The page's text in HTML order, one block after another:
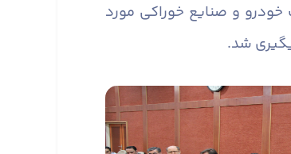
و صنایع خوراکی مورد
شد.